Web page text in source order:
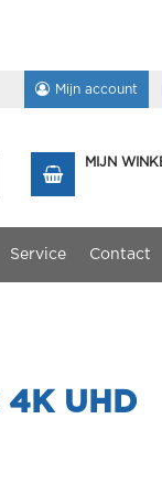
Mijn account
MIJN
Service Contact
UHD